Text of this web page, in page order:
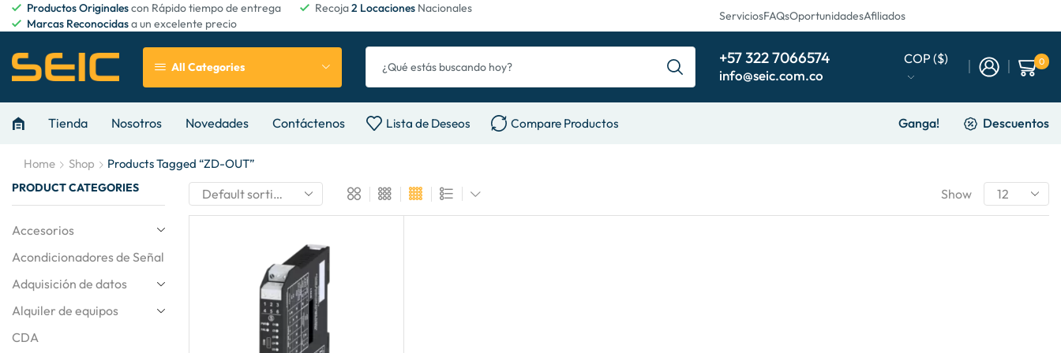
Productos Originalescon Rápido tiempo de entrega Recoja2 Locaciones Nacionales
Marcas Reconocidasa un excelente precio
ServiciosFAQsOportunidadesAfiliados
All Categories +57 322 7066574
info@seic.com.co
COP ($) 0
Tienda Nosotros Novedades Contáctenos Lista de Deseos Compare Productos Ganga! Descuentos
Home Shop Products Tagged “ZD-OUT”
Show
PRODUCT CATEGORIES
Accesorios
Acondicionadores de Señal
Adquisición de datos
Alquiler de equipos
CDA